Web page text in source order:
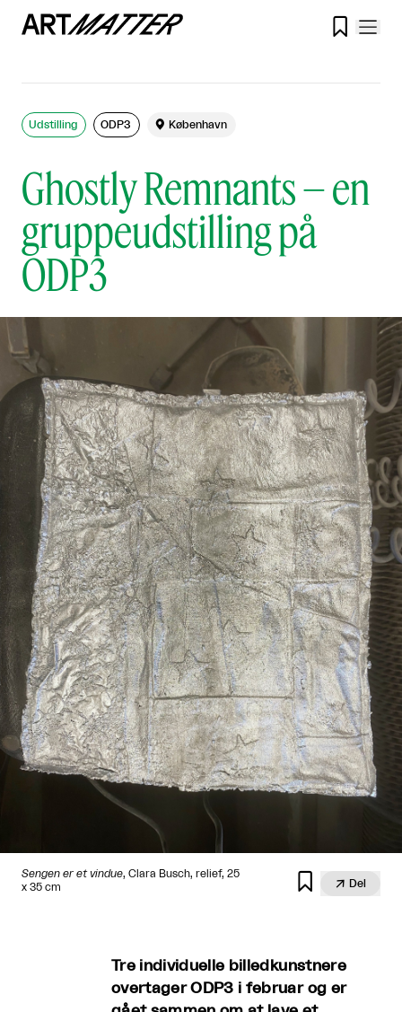

Ghostly Remnants – en
gruppeudstilling på
ODP3
Udstilling ODP3  København
Sengen er et vindue, Clara Busch, relief, 25
x 35 cm
  Del
Tre individuelle billedkunstnere
overtager ODP3 i februar og er